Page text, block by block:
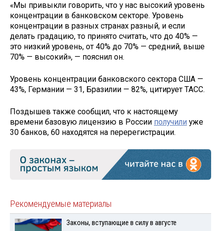
«Мы привыкли говорить, что у нас высокий уровень
концентрации в банковском секторе. Уровень
концентрации в разных странах разный, и если
делать градацию, то принято считать, что до 40% —
это низкий уровень, от 40% до 70% — средний, выше
70% — высокий», — пояснил он.
Уровень концентрации банковского сектора США —
43%, Германии — 31, Бразилии — 82%, цитирует ТАСС.
Поздышев также сообщил, что к настоящему
времени базовую лицензию в России получили уже
30 банков, 60 находятся на перерегистрации.
Рекомендуемые материалы
Законы, вступающие в силу в августе